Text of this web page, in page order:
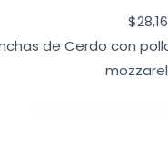
$
de Cerdo con